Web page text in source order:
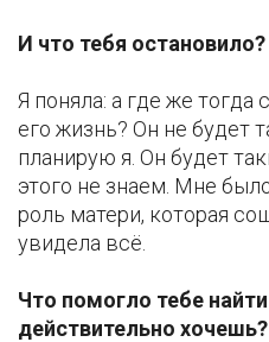
И что тебя остановило?
Я поняла: а где же тогда
его жизнь? Он не будет
планирую я. Он будет
этого не знаем. Мне
роль матери, которая
увидела всё.
Что помогло тебе
действительно